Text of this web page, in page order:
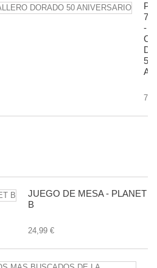
-
50
JUEGO DE MESA - PLANET
B
24,99 €